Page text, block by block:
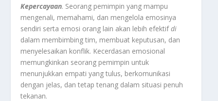
Kepercayaan. Seorang pemimpin yang mampu
mengenali, memahami, dan mengelola emosinya
sendiri serta emosi orang lain akan lebih efektifdi
dalam membimbing tim, membuat keputusan, dan
menyelesaikan konflik. Kecerdasan emosional
memungkinkan seorang pemimpin untuk
menunjukkan empati yang tulus, berkomunikasi
dengan jelas, dan tetap tenang dalam situasi penuh
tekanan.